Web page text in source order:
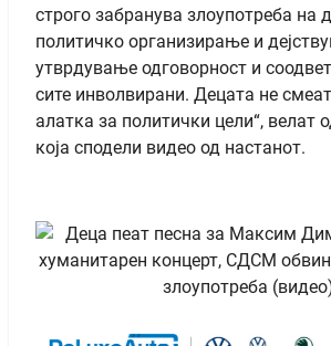
строго забранува злоупотреба на
политичко организирање и
утврдување одговорност и
сите инволвирани. Децата не
алатка за политички цели“, велат
која сподели видео од настанот.